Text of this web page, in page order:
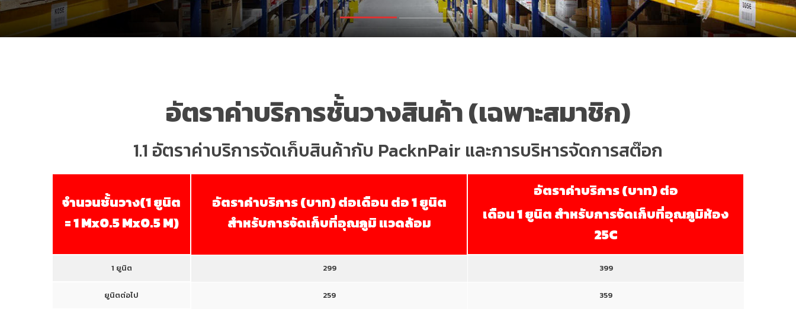
อัตราค่าบริการชั้นวางสินค้า (เฉพาะสมาชิก)
1.1 อัตราค่าบริการจัดเก็บสินค้ากับ PacknPair และการบริหารจัดการสต๊อก
จำนวนชั้นวาง(1 ยูนิต
= 1 Mx0.5 Mx0.5 M)
อัตราค่าบริการ (บาท) ต่อเดือน ต่อ 1 ยูนิต
สำหรับการจัดเก็บที่อุณภูมิ แวดล้อม
อัตราค่าบริการ (บาท) ต่อ
เดือน 1 ยูนิต สำหรับการจัดเก็บที่อุณภูมิห้อง
25C
1 ยูนิต 299 399
ยูนิตต่อไป 259 359